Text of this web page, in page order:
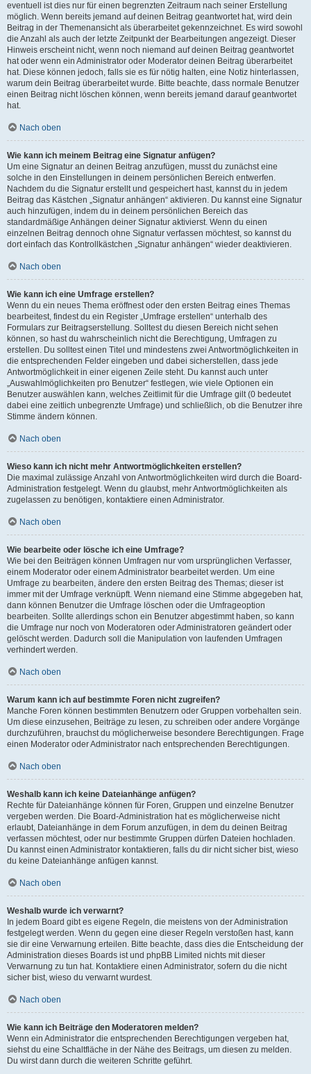
eventuell ist dies nur für einen begrenzten Zeitraum nach seiner Erstellung
möglich. Wenn bereits jemand auf deinen Beitrag geantwortet hat, wird dein
Beitrag in der Themenansicht als überarbeitet gekennzeichnet. Es wird sowohl
die Anzahl als auch der letzte Zeitpunkt der Bearbeitungen angezeigt. Dieser
Hinweis erscheint nicht, wenn noch niemand auf deinen Beitrag geantwortet
hat oder wenn ein Administrator oder Moderator deinen Beitrag überarbeitet
hat. Diese können jedoch, falls sie es für nötig halten, eine Notiz hinterlassen,
warum dein Beitrag überarbeitet wurde. Bitte beachte, dass normale Benutzer
einen Beitrag nicht löschen können, wenn bereits jemand darauf geantwortet
hat.
Nach oben
Wie kann ich meinem Beitrag eine Signatur anfügen?
Um eine Signatur an deinen Beitrag anzufügen, musst du zunächst eine
solche in den Einstellungen in deinem persönlichen Bereich entwerfen.
Nachdem du die Signatur erstellt und gespeichert hast, kannst du in jedem
Beitrag das Kästchen „Signatur anhängen“ aktivieren. Du kannst eine Signatur
auch hinzufügen, indem du in deinem persönlichen Bereich das
standardmäßige Anhängen deiner Signatur aktivierst. Wenn du einen
einzelnen Beitrag dennoch ohne Signatur verfassen möchtest, so kannst du
dort einfach das Kontrollkästchen „Signatur anhängen“ wieder deaktivieren.
Nach oben
Wie kann ich eine Umfrage erstellen?
Wenn du ein neues Thema eröffnest oder den ersten Beitrag eines Themas
bearbeitest, findest du ein Register „Umfrage erstellen“ unterhalb des
Formulars zur Beitragserstellung. Solltest du diesen Bereich nicht sehen
können, so hast du wahrscheinlich nicht die Berechtigung, Umfragen zu
erstellen. Du solltest einen Titel und mindestens zwei Antwortmöglichkeiten in
die entsprechenden Felder eingeben und dabei sicherstellen, dass jede
Antwortmöglichkeit in einer eigenen Zeile steht. Du kannst auch unter
„Auswahlmöglichkeiten pro Benutzer“ festlegen, wie viele Optionen ein
Benutzer auswählen kann, welches Zeitlimit für die Umfrage gilt (0 bedeutet
dabei eine zeitlich unbegrenzte Umfrage) und schließlich, ob die Benutzer ihre
Stimme ändern können.
Nach oben
Wieso kann ich nicht mehr Antwortmöglichkeiten erstellen?
Die maximal zulässige Anzahl von Antwortmöglichkeiten wird durch die Board-
Administration festgelegt. Wenn du glaubst, mehr Antwortmöglichkeiten als
zugelassen zu benötigen, kontaktiere einen Administrator.
Nach oben
Wie bearbeite oder lösche ich eine Umfrage?
Wie bei den Beiträgen können Umfragen nur vom ursprünglichen Verfasser,
einem Moderator oder einem Administrator bearbeitet werden. Um eine
Umfrage zu bearbeiten, ändere den ersten Beitrag des Themas; dieser ist
immer mit der Umfrage verknüpft. Wenn niemand eine Stimme abgegeben hat,
dann können Benutzer die Umfrage löschen oder die Umfrageoption
bearbeiten. Sollte allerdings schon ein Benutzer abgestimmt haben, so kann
die Umfrage nur noch von Moderatoren oder Administratoren geändert oder
gelöscht werden. Dadurch soll die Manipulation von laufenden Umfragen
verhindert werden.
Nach oben
Warum kann ich auf bestimmte Foren nicht zugreifen?
Manche Foren können bestimmten Benutzern oder Gruppen vorbehalten sein.
Um diese einzusehen, Beiträge zu lesen, zu schreiben oder andere Vorgänge
durchzuführen, brauchst du möglicherweise besondere Berechtigungen. Frage
einen Moderator oder Administrator nach entsprechenden Berechtigungen.
Nach oben
Weshalb kann ich keine Dateianhänge anfügen?
Rechte für Dateianhänge können für Foren, Gruppen und einzelne Benutzer
vergeben werden. Die Board-Administration hat es möglicherweise nicht
erlaubt, Dateianhänge in dem Forum anzufügen, in dem du deinen Beitrag
verfassen möchtest, oder nur bestimmte Gruppen dürfen Dateien hochladen.
Du kannst einen Administrator kontaktieren, falls du dir nicht sicher bist, wieso
du keine Dateianhänge anfügen kannst.
Nach oben
Weshalb wurde ich verwarnt?
In jedem Board gibt es eigene Regeln, die meistens von der Administration
festgelegt werden. Wenn du gegen eine dieser Regeln verstoßen hast, kann
sie dir eine Verwarnung erteilen. Bitte beachte, dass dies die Entscheidung der
Administration dieses Boards ist und phpBB Limited nichts mit dieser
Verwarnung zu tun hat. Kontaktiere einen Administrator, sofern du die nicht
sicher bist, wieso du verwarnt wurdest.
Nach oben
Wie kann ich Beiträge den Moderatoren melden?
Wenn ein Administrator die entsprechenden Berechtigungen vergeben hat,
siehst du eine Schaltfläche in der Nähe des Beitrags, um diesen zu melden.
Du wirst dann durch die weiteren Schritte geführt.